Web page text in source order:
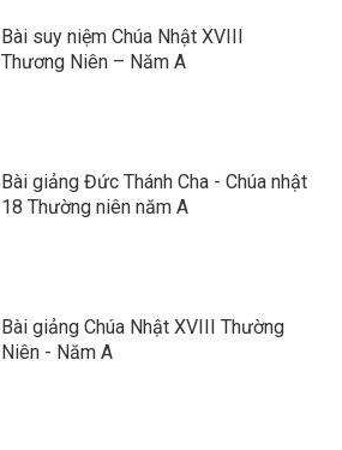
Bài suy niệm Chúa Nhật XVIII
Thương Niên – Năm A
Bài giảng Đức Thánh Cha - Chúa nhật
18 Thường niên năm A
Bài giảng Chúa Nhật XVIII Thường
Niên - Năm A